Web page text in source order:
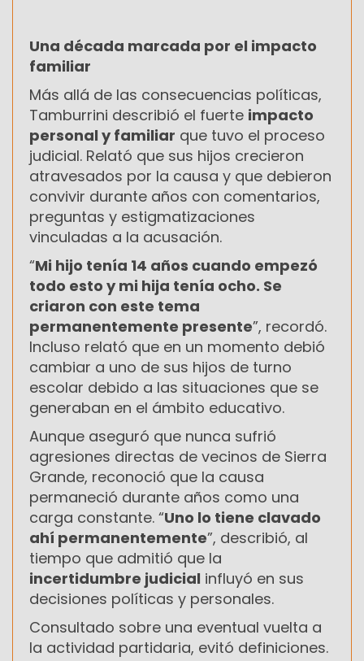
Una década marcada por el impacto
familiar
Más allá de las consecuencias políticas,
Tamburrini describió el fuerte impacto
personal y familiar que tuvo el proceso
judicial. Relató que sus hijos crecieron
atravesados por la causa y que debieron
convivir durante años con comentarios,
preguntas y estigmatizaciones
vinculadas a la acusación.
“Mi hijo tenía 14 años cuando empezó
todo esto y mi hija tenía ocho. Se
criaron con este tema
permanentemente presente”, recordó.
Incluso relató que en un momento debió
cambiar a uno de sus hijos de turno
escolar debido a las situaciones que se
generaban en el ámbito educativo.
Aunque aseguró que nunca sufrió
agresiones directas de vecinos de Sierra
Grande, reconoció que la causa
permaneció durante años como una
carga constante. “Uno lo tiene clavado
ahí permanentemente”, describió, al
tiempo que admitió que la
incertidumbre judicial influyó en sus
decisiones políticas y personales.
Consultado sobre una eventual vuelta a
la actividad partidaria, evitó definiciones.